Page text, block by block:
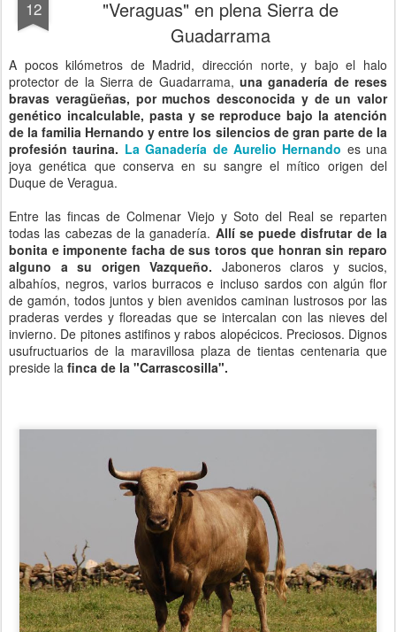
12
"Veraguas" en plena Sierra de
Guadarrama
A pocos kilómetros de Madrid, dirección norte, y bajo el halo
protector de la Sierra de Guadarrama, una ganadería de reses
bravas veragüeñas, por muchos desconocida y de un valor
genético incalculable, pasta y se reproduce bajo la atención
de la familia Hernando y entre los silencios de gran parte de la
profesión taurina. La Ganadería de Aurelio Hernando es una
joya genética que conserva en su sangre el mítico origen del
Duque de Veragua.
Entre las fincas de Colmenar Viejo y Soto del Real se reparten
todas las cabezas de la ganadería. Allí se puede disfrutar de la
bonita e imponente facha de sus toros que honran sin reparo
alguno a su origen Vazqueño. Jaboneros claros y sucios,
albahíos, negros, varios burracos e incluso sardos con algún flor
de gamón, todos juntos y bien avenidos caminan lustrosos por las
praderas verdes y floreadas que se intercalan con las nieves del
invierno. De pitones astifinos y rabos alopécicos. Preciosos. Dignos
usufructuarios de la maravillosa plaza de tientas centenaria que
preside la finca de la "Carrascosilla".